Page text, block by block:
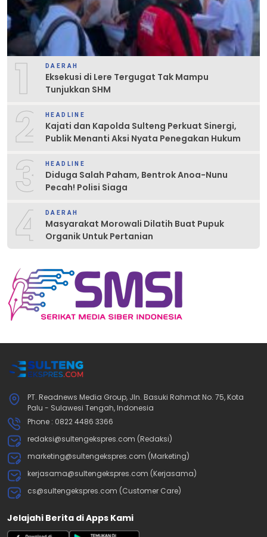
1 DAERAH
Eksekusi di Lere Tergugat Tak Mampu
Tunjukkan SHM
2 HEADLINE
Kajati dan Kapolda Sulteng Perkuat Sinergi,
Publik Menanti Aksi Nyata Penegakan Hukum
3 HEADLINE
Diduga Salah Paham, Bentrok Anoa-Nunu
Pecah! Polisi Siaga
4 DAERAH
Masyarakat Morowali Dilatih Buat Pupuk
Organik Untuk Pertanian
PT. Readnews Media Group, Jln. Basuki Rahmat No. 75, Kota
Palu - Sulawesi Tengah, Indonesia
Phone : 0822 4486 3366
redaksi@sultengekspres.com (Redaksi)
marketing@sultengekspres.com (Marketing)
kerjasama@sultengekspres.com (Kerjasama)
cs@sultengekspres.com (Customer Care)
Jelajahi Berita di Apps Kami